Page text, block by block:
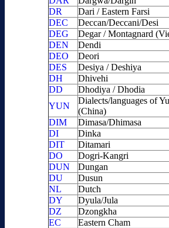
DR
Dari / Eastern Farsi
DEC
Deccan/Deccani/Desi
DEG
Degar / Montagnard
DEN
Dendi
DEO
Deori
DES
Desiya / Deshiya
DH
Dhivehi
DD
Dhodiya / Dhodia
YUN
Dialects/languages of
(China)
DIM
Dimasa/Dhimasa
DI
Dinka
DIT
Ditamari
DO
Dogri-Kangri
DUN
Dungan
DU
Dusun
NL
Dutch
DY
Dyula/Jula
DZ
Dzongkha
EC
Eastern Cham